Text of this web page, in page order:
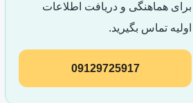
برای هماهنگی و دریافت اطلاعات
اولیه تماس بگیرید.
09129725917